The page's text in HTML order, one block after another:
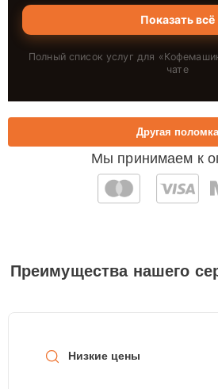
Показать всё
Полный список услуг для «
чате
Мы принимаем к
Другая поломка
Преимущества нашего
Низкие цены